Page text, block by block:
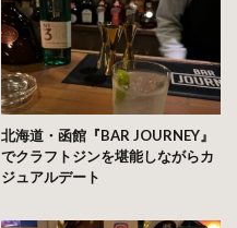
北海道・函館『BAR JOURNEY』
でクラフトジンを堪能しながらカ
ジュアルデート